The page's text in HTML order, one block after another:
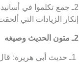
2ـ جمع تكلموا في
إنكار الزيادات التي
2ـ متون الحديث وصيغه
1ـ حديث أبي هريرة: